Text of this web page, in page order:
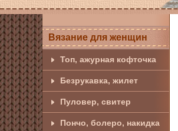
Вязание для женщин
Топ, ажурная кофточка
Безрукавка, жилет
Пуловер, свитер
Пончо, болеро, накидка